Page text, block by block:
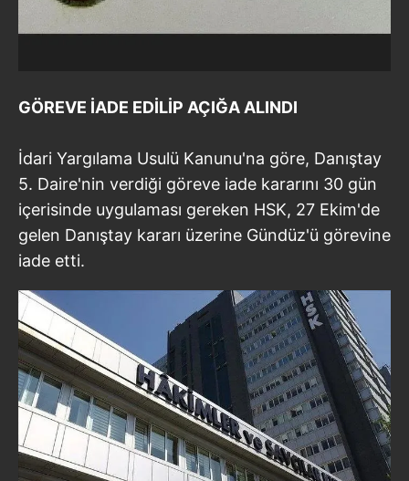
GÖREVE İADE EDİLİP AÇIĞA ALINDI
İdari Yargılama Usulü Kanunu'na göre, Danıştay
5. Daire'nin verdiği göreve iade kararını 30 gün
içerisinde uygulaması gereken HSK, 27 Ekim'de
gelen Danıştay kararı üzerine Gündüz'ü görevine
iade etti.